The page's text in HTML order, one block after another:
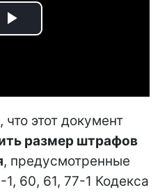
Play
этот документ
размер штрафов
, предусмотренные
60, 61, 77-1 Кодекса